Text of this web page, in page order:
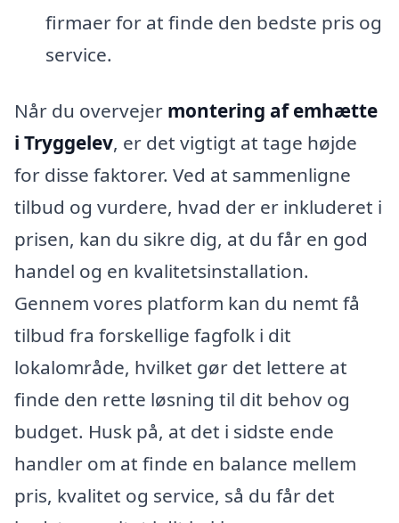
firmaer for at finde den bedste pris og
service.
Når du overvejer montering af emhætte
i Tryggelev, er det vigtigt at tage højde
for disse faktorer. Ved at sammenligne
tilbud og vurdere, hvad der er inkluderet i
prisen, kan du sikre dig, at du får en god
handel og en kvalitetsinstallation.
Gennem vores platform kan du nemt få
tilbud fra forskellige fagfolk i dit
lokalområde, hvilket gør det lettere at
finde den rette løsning til dit behov og
budget. Husk på, at det i sidste ende
handler om at finde en balance mellem
pris, kvalitet og service, så du får det